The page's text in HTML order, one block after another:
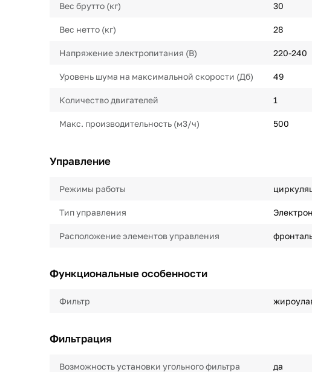
Вес брутто (кг) 30
Вес нетто (кг) 28
Напряжение электропитания (В) 220-240
Уровень шума на максимальной скорости (Дб) 49
Количество двигателей 1
Макс. производительность (м3/ч) 500
Управление
Режимы работы
Тип управления
Расположение элементов управления
Функциональные особенности
Фильтр
Фильтрация
Возможность установки угольного фильтра да